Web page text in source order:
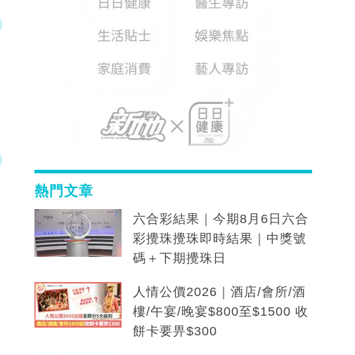
熱門文章
六合彩結果｜今期8月6日六合
彩攪珠攪珠即時結果｜中獎號
碼＋下期攪珠日
人情公價2026｜酒店/會所/酒
樓/午宴/晚宴$800至$1500 收
餅卡要畀$300